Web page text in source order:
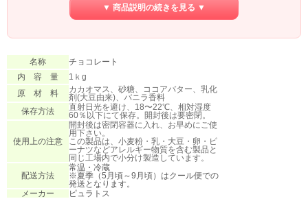
▼ベトナム産カカオ豆(トリニタリオ種)100％使用
▼ベトナム製ダーク・クーベルチュール
ーな香り
希少なフレーバービーン（トリニタリオ種）を100％使用した、カカオ分62％のベ
トナム産ダーク・クーベルチュール。フルーティーな酸味と、わずかに香るスパ
イシーな香り。カカオの苦味、甘味のバランスが良いのが特徴です。 アレルゲン
乳(コンタミ)、大豆
▼ 商品説明の続きを見る ▼
名称
チョコレート
内 容 量
1ｋg
原 材 料
カカオマス、砂糖、ココアバター、乳化
剤(大豆由来)、バニラ香料
保存方法
直射⽇光を避け、18〜22℃、相対湿度
60％以下にて保存。開封後は要密閉。
使用上の注意
開封後は密閉容器に入れ、お早めにご使
用下さい。
この製品は、小麦粉・乳・大豆・卵・ピ
ーナツなどアレルギー物質を含む製品と
同じ工場内で小分け製造しています。
配送方法
常温・冷蔵
※夏季（5月頃～9月頃）はクール便での
発送となります。
メーカー
ピュラトス